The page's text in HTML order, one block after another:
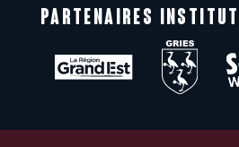
PARTENAIRES